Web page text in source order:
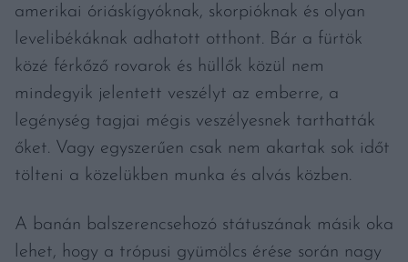
amerikai óriáskígyóknak, skorpióknak és olyan
levelibékáknak adhatott otthont. Bár a fürtök
közé férkőző rovarok és hüllők közül nem
mindegyik jelentett veszélyt az emberre, a
legénység tagjai mégis veszélyesnek tarthatták
őket. Vagy egyszerűen csak nem akartak sok időt
tölteni a közelükben munka és alvás közben.
A banán balszerencsehozó státuszának másik oka
lehet, hogy a trópusi gyümölcs érése során nagy